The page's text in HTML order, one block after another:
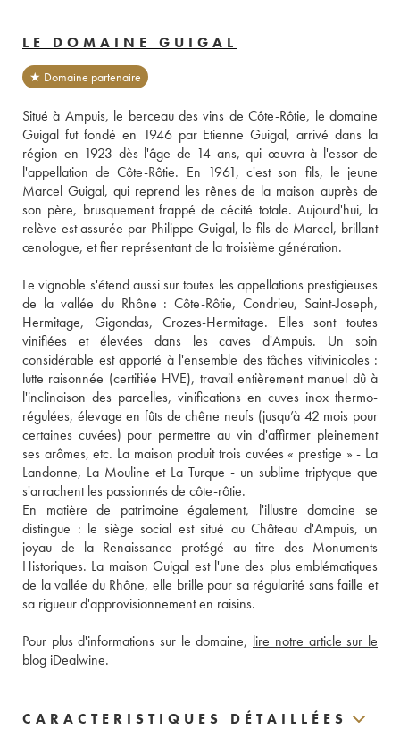
LE DOMAINE GUIGAL
★ Domaine partenaire
Situé à Ampuis, le berceau des vins de Côte-Rôtie, le domaine
Guigal fut fondé en 1946 par Etienne Guigal, arrivé dans la
région en 1923 dès l'âge de 14 ans, qui œuvra à l'essor de
l'appellation de Côte-Rôtie. En 1961, c'est son fils, le jeune
Marcel Guigal, qui reprend les rênes de la maison auprès de
son père, brusquement frappé de cécité totale. Aujourd'hui, la
relève est assurée par Philippe Guigal, le fils de Marcel, brillant
œnologue, et fier représentant de la troisième génération.
Le vignoble s'étend aussi sur toutes les appellations prestigieuses
de la vallée du Rhône : Côte-Rôtie, Condrieu, Saint-Joseph,
Hermitage, Gigondas, Crozes-Hermitage. Elles sont toutes
vinifiées et élevées dans les caves d'Ampuis. Un soin
considérable est apporté à l'ensemble des tâches vitivinicoles :
lutte raisonnée (certifiée HVE), travail entièrement manuel dû à
l'inclinaison des parcelles, vinifications en cuves inox thermo-
régulées, élevage en fûts de chêne neufs (jusqu’à 42 mois pour
certaines cuvées) pour permettre au vin d'affirmer pleinement
ses arômes, etc. La maison produit trois cuvées « prestige » - La
Landonne, La Mouline et La Turque - un sublime triptyque que
s'arrachent les passionnés de côte-rôtie.
En matière de patrimoine également, l'illustre domaine se
distingue : le siège social est situé au Château d'Ampuis, un
joyau de la Renaissance protégé au titre des Monuments
Historiques. La maison Guigal est l'une des plus emblématiques
de la vallée du Rhône, elle brille pour sa régularité sans faille et
sa rigueur d'approvisionnement en raisins.
Pour plus d'informations sur le domaine, lire notre article sur le
blog iDealwine.
CARACTERISTIQUES DÉTAILLÉES